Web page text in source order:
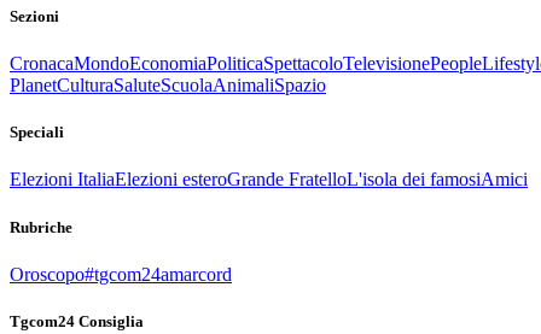
Sezioni
CronacaMondoEconomiaPoliticaSpettacoloTelevisionePeople
PlanetCulturaSaluteScuolaAnimaliSpazio
Speciali
Elezioni ItaliaElezioni esteroGrande FratelloL'isola dei famosiAmici
Rubriche
Oroscopo#tgcom24amarcord
Tgcom24 Consiglia